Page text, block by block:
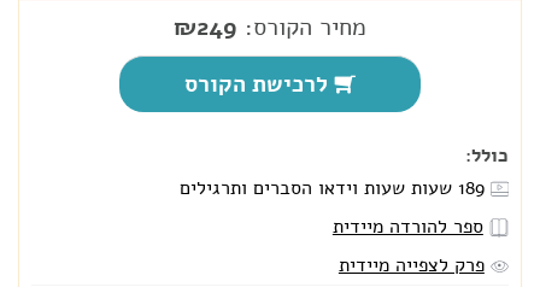
מחיר הקורס:
לרכישת הקורס
כולל:
189 שעות
שעות וידאו הסברים ותרגילים
ספר להורדה מיידית
פרק לצפייה מיידית